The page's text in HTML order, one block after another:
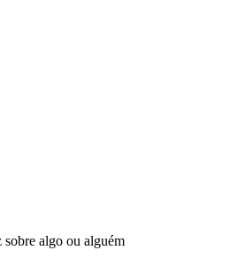
sobre algo ou alguém